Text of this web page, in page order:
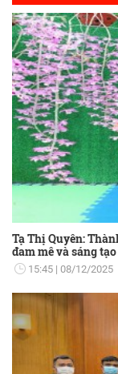
Tạ Thị Quyên:
đam mê và sáng tạo
15:45 08/12/2025